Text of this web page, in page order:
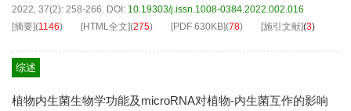
2022, 37(2): 258-266. DOI: 10.19303/j.issn.1008-0384.2022.002.016
[摘要](1146) [HTML全文](275) [PDF 630KB](78) [施引文献](3)
综述
植物内生菌生物学功能及microRNA对植物-内生菌互作的影响